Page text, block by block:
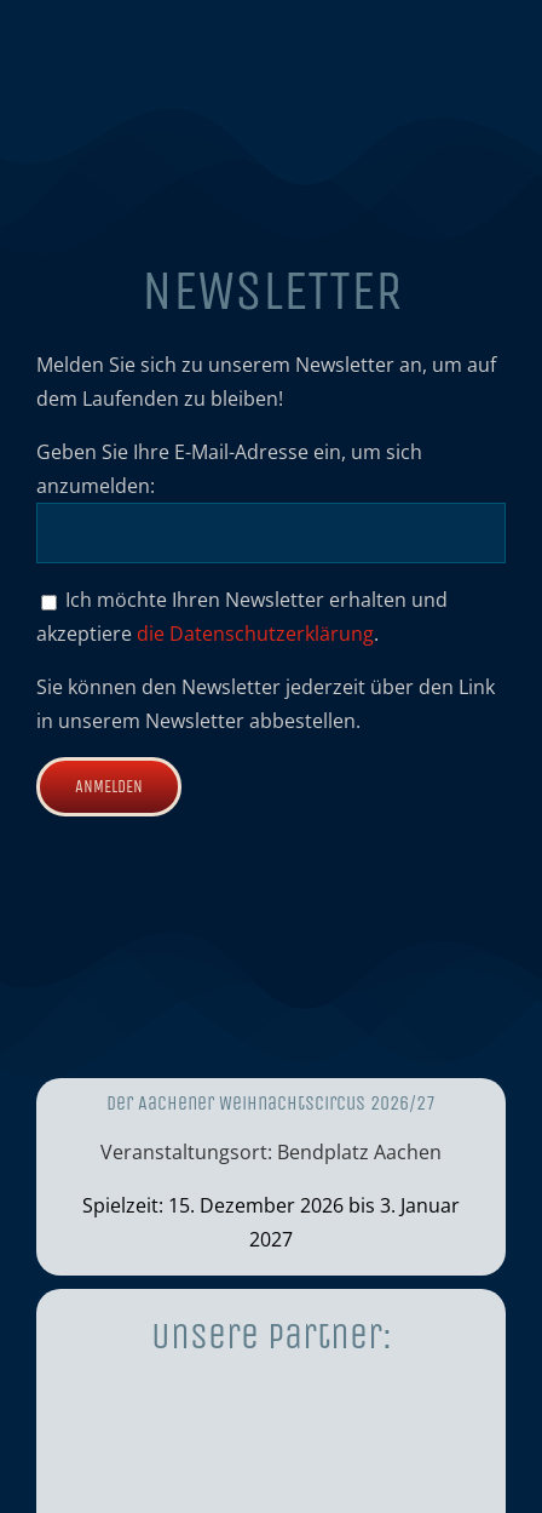
NEWSLETTER
Melden Sie sich zu unserem Newsletter an, um auf
dem Laufenden zu bleiben!
Geben Sie Ihre E-Mail-Adresse ein, um sich
anzumelden:
Ich möchte Ihren Newsletter erhalten und
akzeptiere die Datenschutzerklärung.
Sie können den Newsletter jederzeit über den Link
in unserem Newsletter abbestellen.
Der Aachener Weihnachtscircus 2026/27
Veranstaltungsort: Bendplatz Aachen
Spielzeit: 15. Dezember 2026 bis 3. Januar
2027
Unsere Partner: